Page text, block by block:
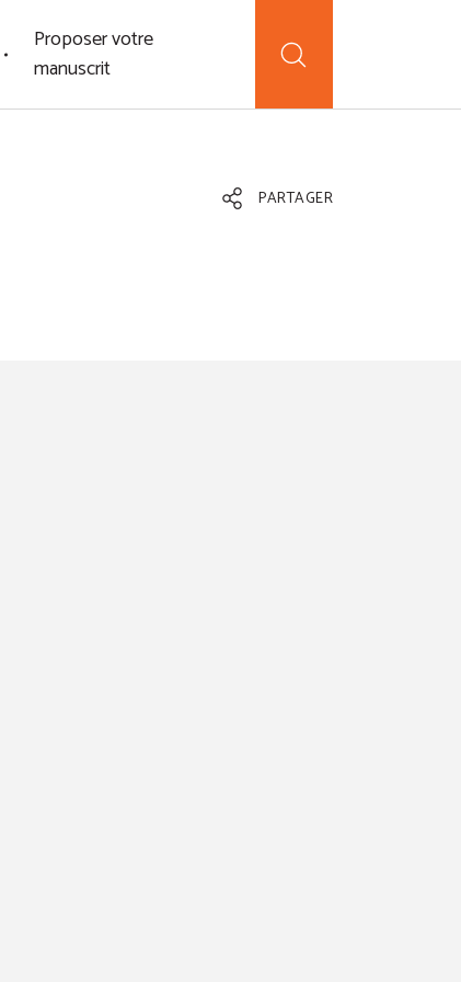
Proposer votre
manuscrit
PARTAGER